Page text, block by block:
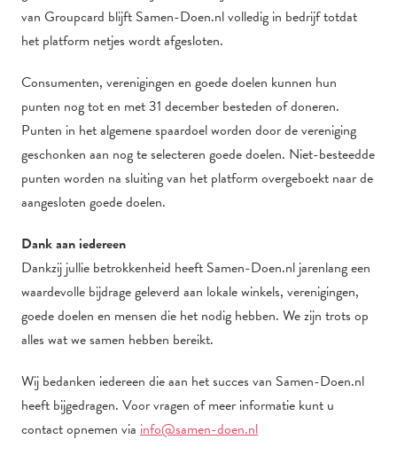
van Groupcard blijft Samen-Doen.nl volledig in bedrijf totdat
het platform netjes wordt afgesloten.
Consumenten, verenigingen en goede doelen kunnen hun
punten nog tot en met 31 december besteden of doneren.
Punten in het algemene spaardoel worden door de vereniging
geschonken aan nog te selecteren goede doelen. Niet-besteedde
punten worden na sluiting van het platform overgeboekt naar de
aangesloten goede doelen.
Dank aan iedereen
Dankzij jullie betrokkenheid heeft Samen-Doen.nl jarenlang een
waardevolle bijdrage geleverd aan lokale winkels, verenigingen,
goede doelen en mensen die het nodig hebben. We zijn trots op
alles wat we samen hebben bereikt.
Wij bedanken iedereen die aan het succes van Samen-Doen.nl
heeft bijgedragen. Voor vragen of meer informatie kunt u
contact opnemen via info@samen-doen.nl